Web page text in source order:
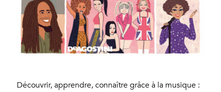
Découvrir, apprendre, connaître grâce à la musique :